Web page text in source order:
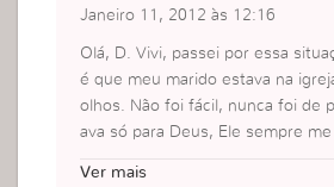
Janeiro 11, 2012 às 12:16
Olá, D. Vivi, passei por essa
é que meu marido estava na
olhos. Não foi fácil, nunca foi de
ava só para Deus, Ele sempre
Ver mais